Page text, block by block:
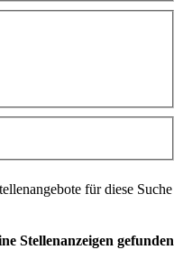
für diese Suche
Stellenanzeigen gefunden